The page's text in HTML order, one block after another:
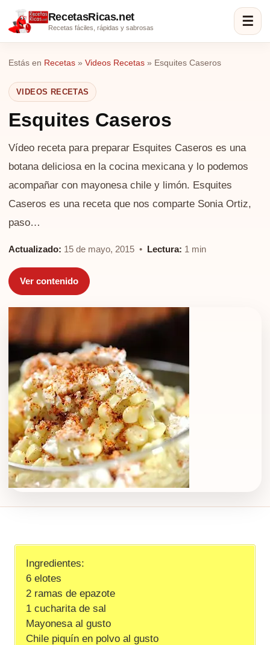
RecetasRicas.net
Recetas fáciles, rápidas y sabrosas ☰
Estás en Recetas » Videos Recetas » Esquites Caseros
VIDEOS RECETAS
Esquites Caseros
Vídeo receta para preparar Esquites Caseros es una
botana deliciosa en la cocina mexicana y lo podemos
acompañar con mayonesa chile y limón. Esquites
Caseros es una receta que nos comparte Sonia Ortiz,
paso…
Actualizado: 15 de mayo, 2015 • Lectura: 1 min
Ver contenido
Ingredientes:
6 elotes
2 ramas de epazote
1 cucharita de sal
Mayonesa al gusto
Chile piquín en polvo al gusto